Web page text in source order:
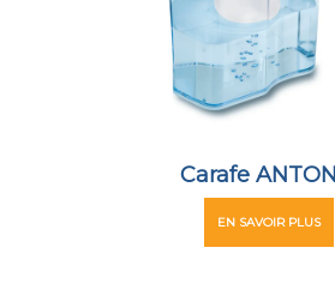
Carafe
EN SAVOIR PLUS